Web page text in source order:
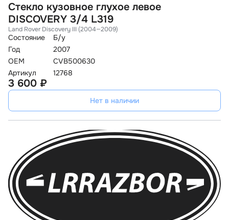
Стекло кузовное глухое левое
DISCOVERY 3/4 L319
Land Rover Discovery III (2004—2009)
Состояние
Б/у
Год
2007
OEM
CVB500630
Артикул
12768
3 600 ₽
Нет в наличии